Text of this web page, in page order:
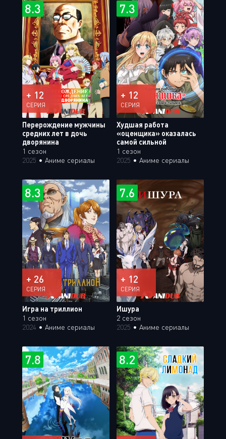
8.3
+ 12
СЕРИЯ
Перерождение мужчины
средних лет в дочь
дворянина
1 сезон
2025 • Аниме сериалы
7.3
+ 12
СЕРИЯ
Худшая работа
«оценщика» оказалась
самой сильной
1 сезон
2025 • Аниме сериалы
8.3
+ 26
СЕРИЯ
Игра на триллион
1 сезон
2024 • Аниме сериалы
7.6
+ 12
СЕРИЯ
Ишура
2 сезон
2025 • Аниме сериалы
7.8 8.2